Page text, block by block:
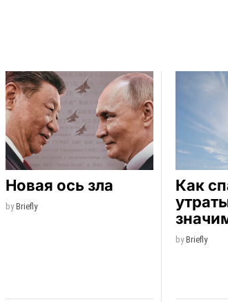
Новая ось зла
byBriefly
Как
byBriefly